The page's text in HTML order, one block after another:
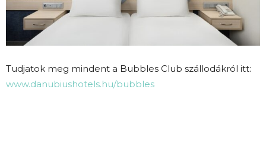
Tudjatok meg mindent a Bubbles Club szállodákról itt:
www.danubiushotels.hu/bubbles